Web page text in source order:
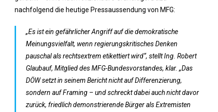
nachfolgend die heutige Pressaussendung von MFG:
„Es ist ein gefährlicher Angriff auf die demokratische
Meinungsvielfalt, wenn regierungskritisches Denken
pauschal als rechtsextrem etikettiert wird“, stellt Ing. Robert
Glaubauf, Mitglied des MFG-Bundesvorstandes, klar. „Das
DÖW setzt in seinem Bericht nicht auf Differenzierung,
sondern auf Framing – und schreckt dabei auch nicht davor
zurück, friedlich demonstrierende Bürger als Extremisten